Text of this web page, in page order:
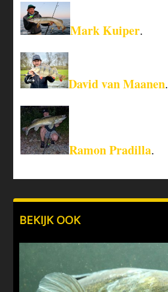
Mark Kuiper.
David van Maanen.
Ramon Pradilla.
BEKIJK OOK